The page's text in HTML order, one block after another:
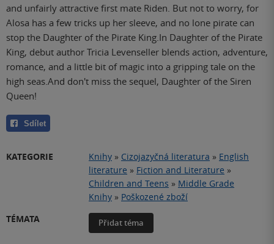
and unfairly attractive first mate Riden. But not to worry, for
Alosa has a few tricks up her sleeve, and no lone pirate can
stop the Daughter of the Pirate King.In Daughter of the Pirate
King, debut author Tricia Levenseller blends action, adventure,
romance, and a little bit of magic into a gripping tale on the
high seas.And don't miss the sequel, Daughter of the Siren
Queen!
Sdílet
KATEGORIE Knihy » Cizojazyčná literatura » English
literature » Fiction and Literature »
Children and Teens » Middle Grade
Knihy » Poškozené zboží
TÉMATA
Přidat téma